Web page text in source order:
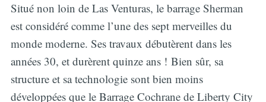
Situé non loin de Las Venturas, le barrage Sherman
est considéré comme l’une des sept merveilles du
monde moderne. Ses travaux débutèrent dans les
années 30, et durèrent quinze ans ! Bien sûr, sa
structure et sa technologie sont bien moins
développées que le Barrage Cochrane de Liberty City